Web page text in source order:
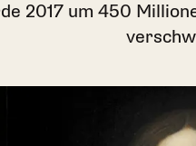
2017 um 450